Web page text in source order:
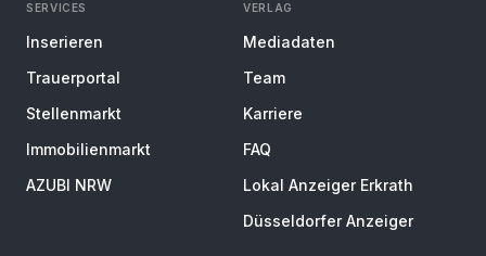
SERVICES
Inserieren
Trauerportal
Stellenmarkt
Immobilienmarkt
AZUBI NRW
VERLAG
Mediadaten
Team
Karriere
FAQ
Lokal Anzeiger Erkrath
Düsseldorfer Anzeiger